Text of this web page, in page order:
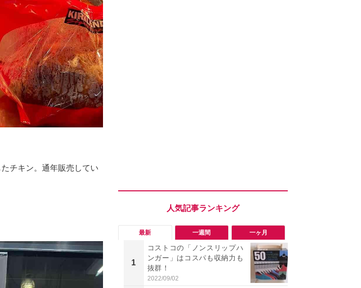
チキン。通年販売してい
最新 一週間 一ヶ月
1
コストコの「ノンスリップハ
ンガー」はコスパも収納力も
抜群！
2022/09/02